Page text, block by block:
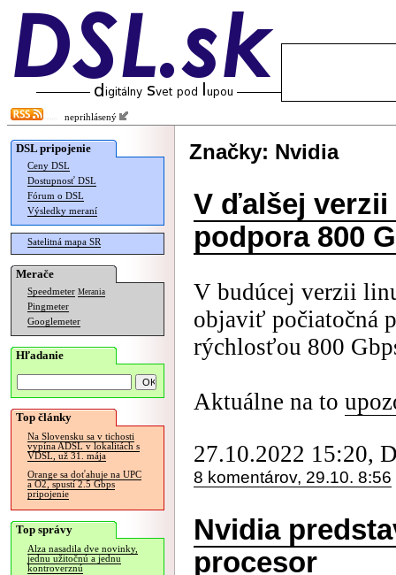
neprihlásený
DSL pripojenie
Ceny DSL
Dostupnosť DSL
Fórum o DSL
Výsledky meraní
Satelitná mapa SR
Merače
Speedmeter Merania
Pingmeter
Googlemeter
Hľadanie
Top články
Na Slovensku sa v tichosti
vypína ADSL v lokalitách s
VDSL, už 31. mája
Orange sa doťahuje na UPC
a O2, spustí 2.5 Gbps
pripojenie
Top správy
Alza nasadila dve novinky,
jednu užitočnú a jednu
kontroverznú
Značky: Nvidia
V ďalšej
podpora 800
V budúcej verzii
objaviť počiatočná
rýchlosťou 800
Aktuálne na to
27.10.2022 15:20,
8 komentárov, 29.10. 8:56
Nvidia
procesor